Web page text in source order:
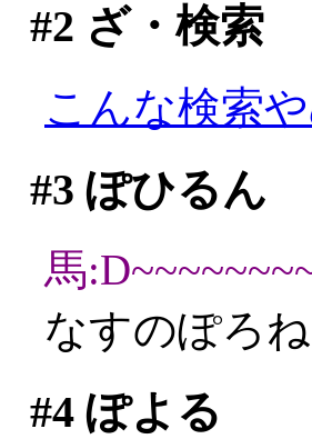
#2 ざ・検索
こんな検索
#3 ぽひるん
馬
なすのぽろ
#4ぽよる